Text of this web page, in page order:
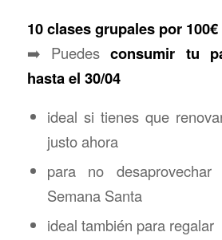
10 clases grupales por
➡️ Puedesconsumir tu
hasta el 30/04
ideal si tienes que
justo ahora
para no
Semana Santa
⁠ideal también para regalar